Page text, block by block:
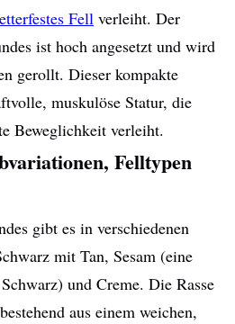
Fell verleiht. Der
ist hoch angesetzt und wird
gerollt. Dieser kompakte
muskulöse Statur, die
Beweglichkeit verleiht.
Felltypen
gibt es in verschiedenen
mit Tan, Sesam (eine
und Creme. Die Rasse
aus einem weichen,